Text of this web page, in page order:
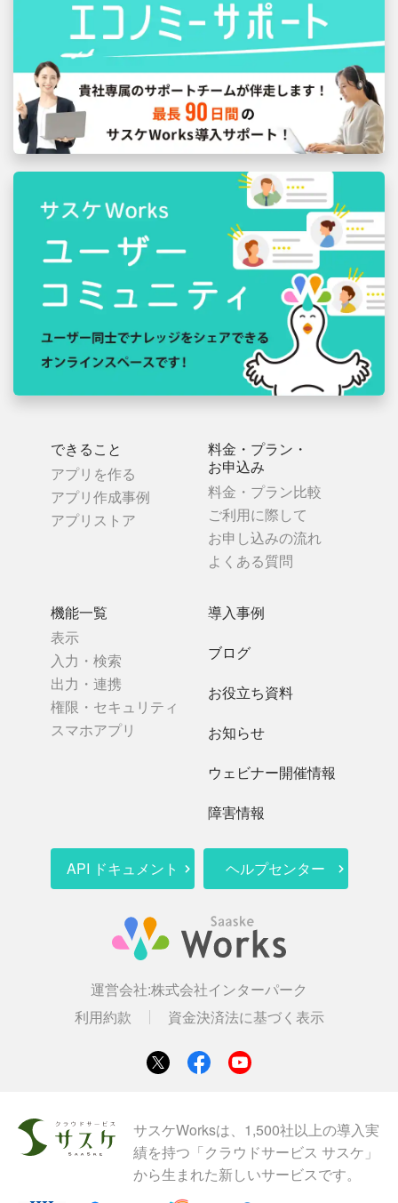
できること
アプリを作る
アプリ作成事例
アプリストア
機能一覧
表示
入力・検索
出力・連携
権限・セキュリティ
スマホアプリ
料金・プラン・
お申込み
料金・プラン比較
ご利用に際して
お申し込みの流れ
よくある質問
導入事例
ブログ
お役立ち資料
お知らせ
ウェビナー開催情報
障害情報
API ドキュメント ヘルプセンター
運営会社:株式会社インターパーク
利用約款
資金決済法に基づく表示
サスケWorksは、1,500社以上の導入実
績を持つ「クラウドサービス サスケ」
から生まれた新しいサービスです。